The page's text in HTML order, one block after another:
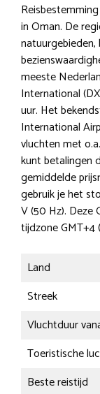
in Oman. De
meeste
International
uur. Het
International
vluchten met
kunt betalingen
gemiddelde
gebruik je het
V (50 Hz). Deze
tijdzone GMT+4
Land
Streek
Vluchtduur
Toeristische
Beste reistijd